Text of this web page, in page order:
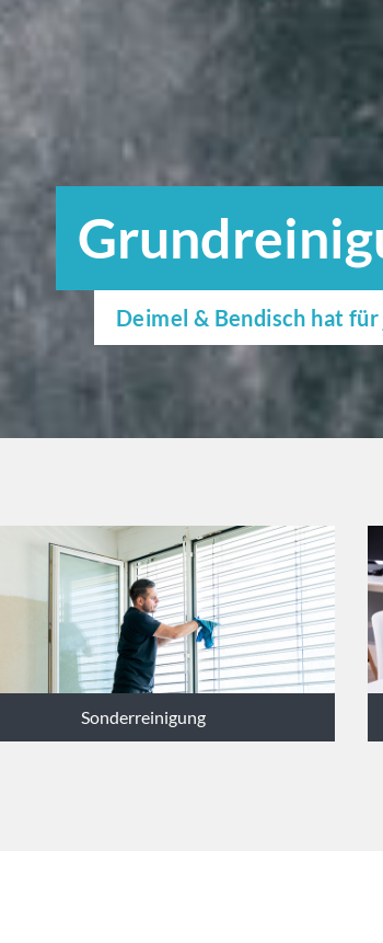
Deimel & Bendisch hat
Sonderreinigung